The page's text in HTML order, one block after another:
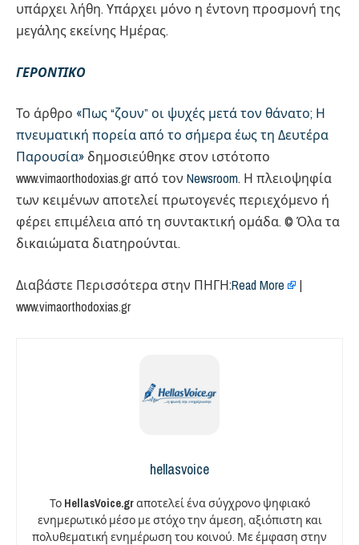
υπάρχει λήθη. Υπάρχει μόνο η έντονη προσμονή της
μεγάλης εκείνης Ημέρας.
ΓΕΡΟΝΤΙΚΟ
Το άρθρο «Πως “ζουν” οι ψυχές μετά τον θάνατο; Η
πνευματική πορεία από το σήμερα έως τη Δευτέρα
Παρουσία» δημοσιεύθηκε στον ιστότοπο
www.vimaorthodoxias.gr από τον Newsroom. Η πλειοψηφία
των κειμένων αποτελεί πρωτογενές περιεχόμενο ή
φέρει επιμέλεια από τη συντακτική ομάδα. © Όλα τα
δικαιώματα διατηρούνται.
Διαβάστε Περισσότερα στην ΠΗΓΗ:Read More
|
www.vimaorthodoxias.gr
hellasvoice
Το HellasVoice.grαποτελεί ένα σύγχρονο ψηφιακό
ενημερωτικό μέσο με στόχο την άμεση, αξιόπιστη και
πολυθεματική ενημέρωση του κοινού. Με έμφαση στην